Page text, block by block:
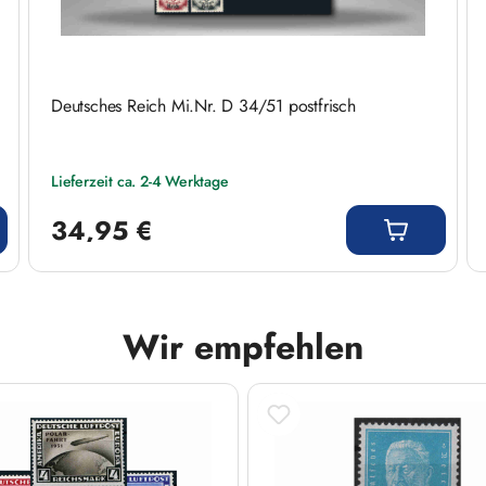
Deutsches Reich Mi.Nr. D 34/51 postfrisch
Lieferzeit ca. 2-4 Werktage
34,95 €
Wir empfehlen